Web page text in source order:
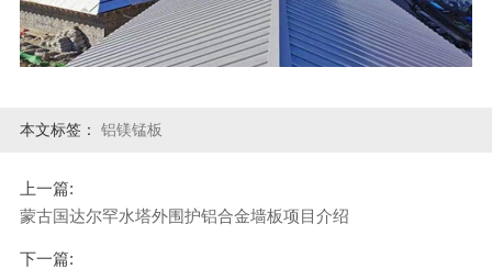
本文标签： 铝镁锰板
上一篇:
蒙古国达尔罕水塔外围护铝合金墙板项目介绍
下一篇: